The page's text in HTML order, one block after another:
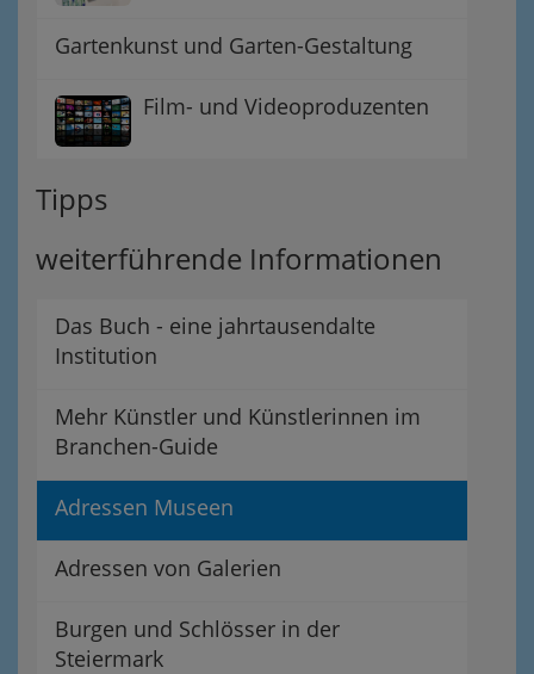
Gartenkunst und Garten-Gestaltung
Film- und Videoproduzenten
Tipps
weiterführende Informationen
Das Buch - eine jahrtausendalte
Institution
Mehr Künstler und Künstlerinnen im
Branchen-Guide
Adressen Museen
Adressen von Galerien
Burgen und Schlösser in der
Steiermark